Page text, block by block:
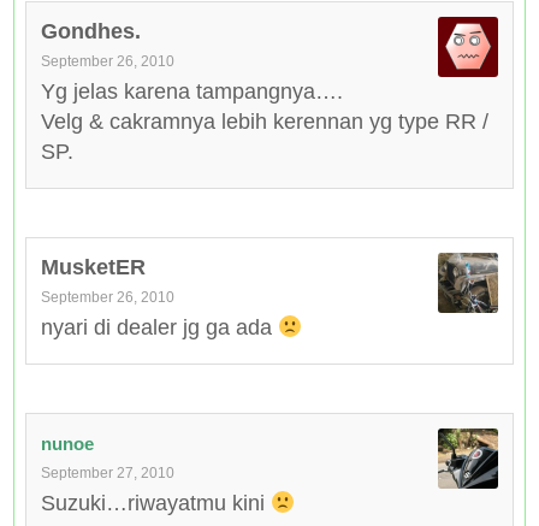
Gondhes.
September 26, 2010
Yg jelas karena tampangnya….
Velg & cakramnya lebih kerennan yg type RR /
SP.
MusketER
September 26, 2010
nyari di dealer jg ga ada
nunoe
September 27, 2010
Suzuki…riwayatmu kini